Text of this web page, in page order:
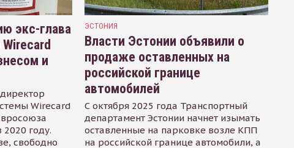
экс-глава
и
Wirecard
году.
свободно
ЭСТОНИЯ
Власти Эстонии объявили о
продаже оставленных на
российской границе
автомобилей
С октября 2025 года Транспортный
департамент Эстонии начнет изымать
оставленные на парковке возле КПП
на российской границе автомобили, а